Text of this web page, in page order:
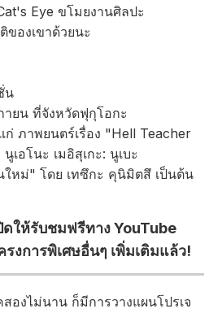
Eye ขโมยงานศิลปะ
ของเขาด้วยนะ
น
ายน ที่จังหวัดฟุกุโอกะ
ก่ ภาพยนตร์เรื่อง "Hell Teacher
อโนะ เมอิสุเกะ: นูเบะ
ใหม่" โดย เทซึกะ คุนิมิตสึ เป็นต้น
ให้รับชมฟรีทาง YouTube
งการพิเศษอื่นๆ เพิ่มเติมแล้ว!
องไม่นาน ก็มีการวางแผนโปรเจ